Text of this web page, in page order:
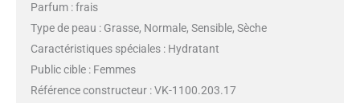
Parfum : frais
Type de peau : Grasse, Normale, Sensible, Sèche
Caractéristiques spéciales : Hydratant
Public cible : Femmes
Référence constructeur : VK-1100.203.17